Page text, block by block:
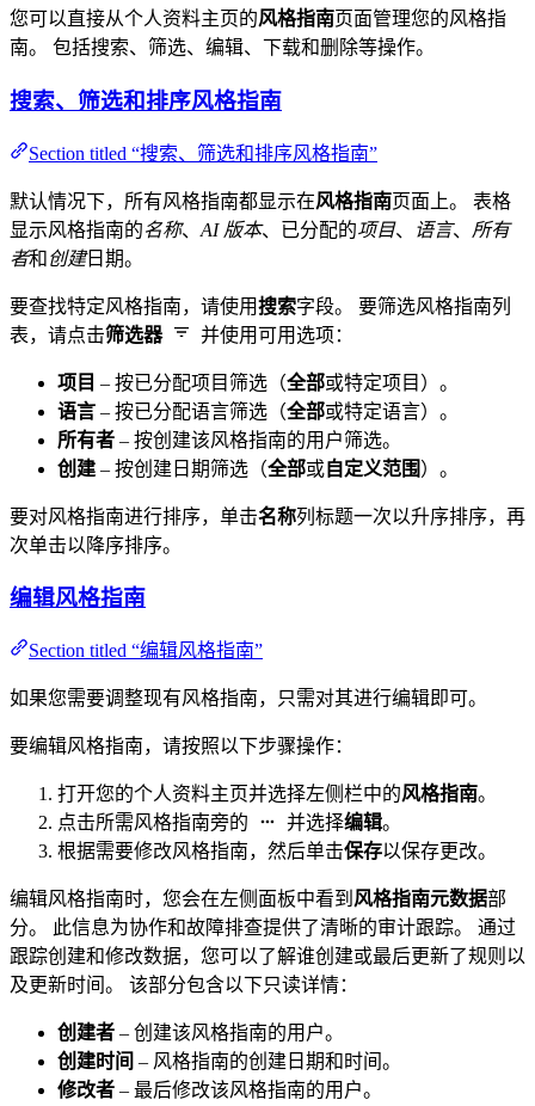
您可以直接从个人资料主页的风格指南页面管理您的风格指
南。 包括搜索、筛选、编辑、下载和删除等操作。
搜索、筛选和排序风格指南
Section titled “搜索、筛选和排序风格指南”
默认情况下，所有风格指南都显示在风格指南页面上。 表格
显示风格指南的名称、 AI 版本、已分配的项目、 语言、 所有
者和 创建日期。
要查找特定风格指南，请使用搜索字段。 要筛选风格指南列
表，请点击筛选器 并使用可用选项：
项目 – 按已分配项目筛选（全部或特定项目）。
语言 – 按已分配语言筛选（全部或特定语言）。
所有者 – 按创建该风格指南的用户筛选。
创建 – 按创建日期筛选（全部或自定义范围）。
要对风格指南进行排序，单击名称列标题一次以升序排序，再
次单击以降序排序。
编辑风格指南
Section titled “编辑风格指南”
如果您需要调整现有风格指南，只需对其进行编辑即可。
要编辑风格指南，请按照以下步骤操作：
打开您的个人资料主页并选择左侧栏中的风格指南。
点击所需风格指南旁的
并选择编辑。
根据需要修改风格指南，然后单击保存以保存更改。
编辑风格指南时，您会在左侧面板中看到 风格指南元数据部
分。 此信息为协作和故障排查提供了清晰的审计跟踪。 通过
跟踪创建和修改数据，您可以了解谁创建或最后更新了规则以
及更新时间。 该部分包含以下只读详情：
创建者 – 创建该风格指南的用户。
创建时间 – 风格指南的创建日期和时间。
修改者 – 最后修改该风格指南的用户。